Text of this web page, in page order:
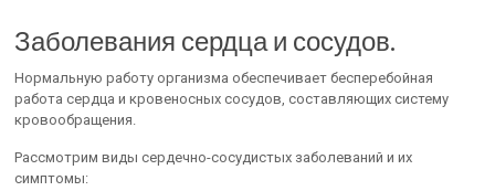
Заболевания сердца и сосудов.
Нормальную работу организма обеспечивает бесперебойная
работа сердца и кровеносных сосудов, составляющих систему
кровообращения.
Рассмотрим виды сердечно-сосудистых заболеваний и их
симптомы: